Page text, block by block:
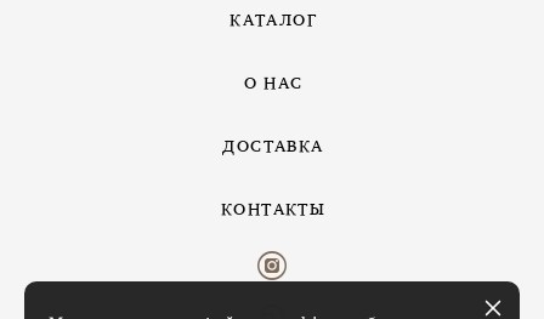
КАТАЛОГ
О НАС
ДОСТАВКА
КОНТАКТЫ